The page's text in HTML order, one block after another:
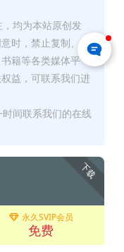
均为本站原创发
时，禁止复制、盗
籍等各类媒体平
益，可联系我们进
间联系我们的在线
下载
永久SVIP会员
免费